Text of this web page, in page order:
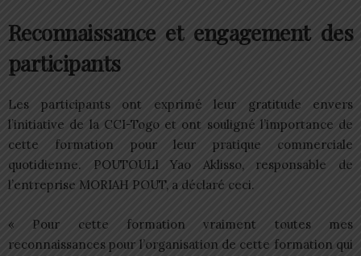
Reconnaissance et engagement des
participants
Les participants ont exprimé leur gratitude envers
l’initiative de la CCI-Togo et ont souligné l’importance de
cette formation pour leur pratique commerciale
quotidienne. POUTOULI Yao Aklisso, responsable de
l’entreprise MORIAH POUT, a déclaré ceci.
« Pour cette formation vraiment toutes mes
reconnaissances pour l’organisation de cette formation qui